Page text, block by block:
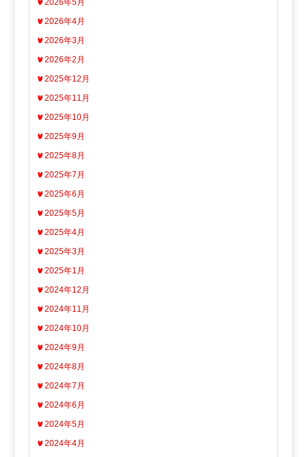
2026年5月
2026年4月
2026年3月
2026年2月
2025年12月
2025年11月
2025年10月
2025年9月
2025年8月
2025年7月
2025年6月
2025年5月
2025年4月
2025年3月
2025年1月
2024年12月
2024年11月
2024年10月
2024年9月
2024年8月
2024年7月
2024年6月
2024年5月
2024年4月